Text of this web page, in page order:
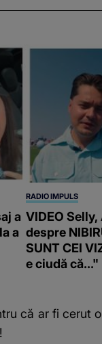
a
a
RADIO IMPULS
VIDEO Selly,
despre
SUNT CEI
e ciudă că..."
că ar fi cerut